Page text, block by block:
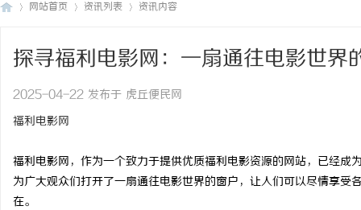
网站首页 资讯列表 资讯内容
探寻福利电影网：一扇通往电影世界
2025-04-22 发布于 虎丘便民网
福利电影网
福利电影网，作为一个致力于提供优质福利电影资源的网站，已经
为广大观众们打开了一扇通往电影世界的窗户，让人们可以尽情享
在。